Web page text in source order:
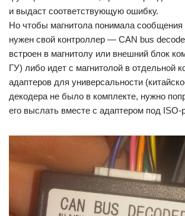
и выдаст соответствующую ошибку.
Но чтобы магнитола понимала
нужен свой контроллер — CAN bus
встроен в магнитолу или внешний блок
ГУ) либо идет с магнитолой в отдельной
адаптеров для универсальности
декодера не было в комплекте, нужно
его выслать вместе с адаптером под